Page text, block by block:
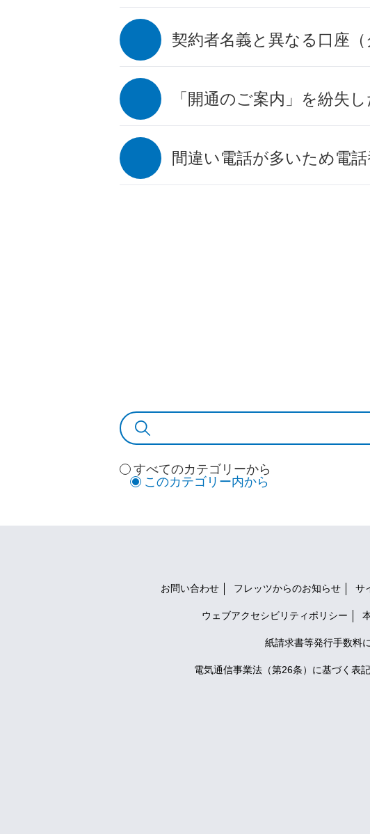
契約者名義と異なる口座
「開通のご案内」を紛失
間違い電話が多いため電話
すべてのカテゴリーから
このカテゴリー内から
お問い合わせ フレッツからのお知らせ サ
ウェブアクセシビリティポリシー
紙請求書等発行手数料
電気通信事業法（第26条）に基づく表